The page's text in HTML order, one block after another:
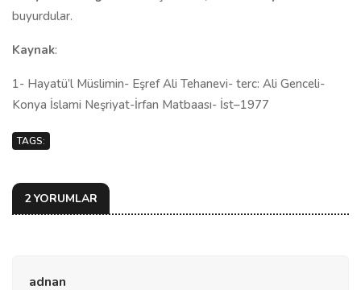
buyurdular.
Kaynak:
1- Hayatü’l Müslimin- Eşref Ali Tehanevi- terc: Ali Genceli-
Konya İslami Neşriyat-İrfan Matbaası- İst–1977
TAGS:
2 YORUMLAR
adnan